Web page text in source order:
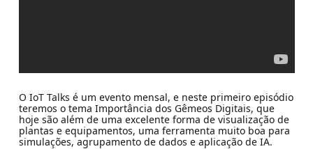
O IoT Talks é um evento mensal, e neste primeiro episódio
teremos o tema Importância dos Gêmeos Digitais, que
hoje são além de uma excelente forma de visualização de
plantas e equipamentos, uma ferramenta muito boa para
simulações, agrupamento de dados e aplicação de IA.